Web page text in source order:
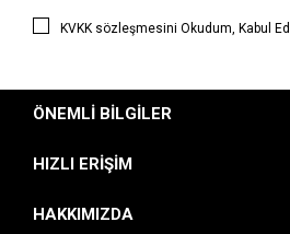
KVKK sözleşmesini Okudum, Kabul
ÖNEMLI BILGILER
HIZLI ERIŞIM
HAKKIMIZDA